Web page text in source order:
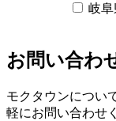
岐阜
お問い合わ
モクタウンについ
軽にお問い合わせ